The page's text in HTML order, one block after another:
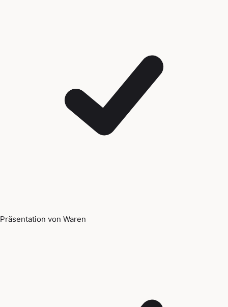
Präsentation von Waren